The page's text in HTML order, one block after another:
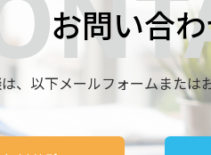
お問い合
、 以下メールフォームまたは